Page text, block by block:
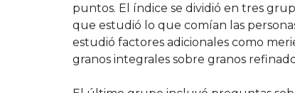
puntos. El índice se dividió en tres
que estudió lo que comían las
estudió factores adicionales como
granos integrales sobre granos